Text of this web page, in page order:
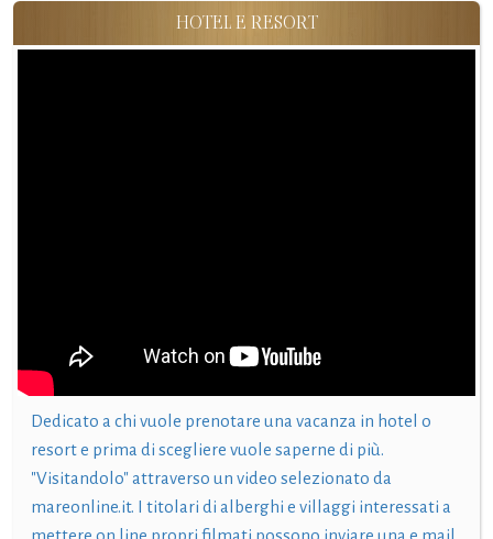
HOTEL E RESORT
Dedicato a chi vuole prenotare una vacanza in hotel o
resort e prima di scegliere vuole saperne di più.
"Visitandolo" attraverso un video selezionato da
mareonline.it. I titolari di alberghi e villaggi interessati a
mettere on line propri filmati possono inviare una e mail